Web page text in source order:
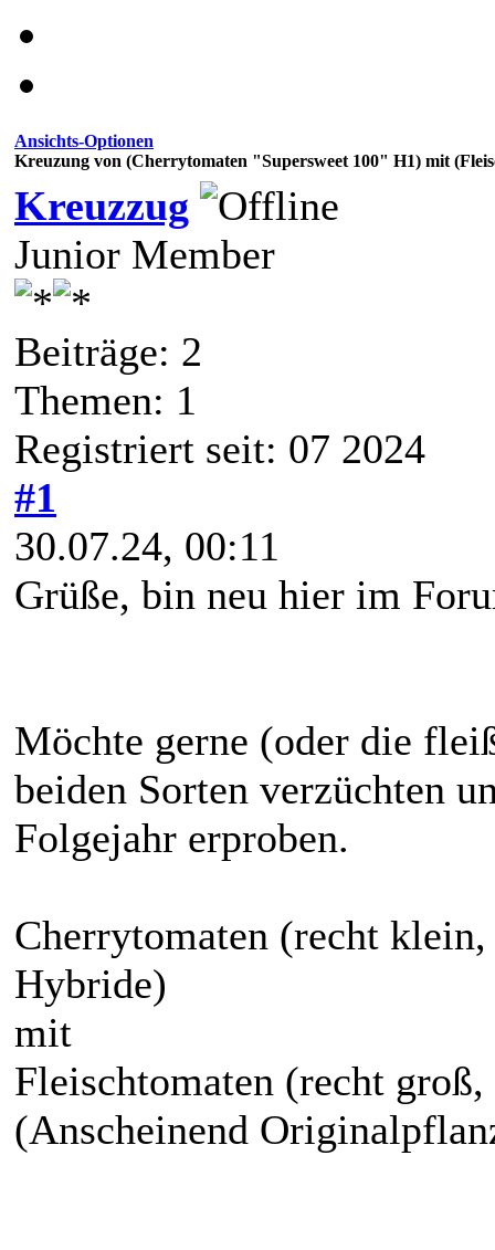
Ansichts-Optionen
Kreuzung von (Cherrytomaten "Supersweet 100" H1) mit
Kreuzzug
Junior Member
Beiträge: 2
Themen: 1
Registriert seit: 07 2024
#1
30.07.24, 00:11
Grüße, bin neu hier im
Möchte gerne (oder die
beiden Sorten verzüchten
Folgejahr erproben.
Cherrytomaten (recht
Hybride)
mit
Fleischtomaten (recht
(Anscheinend